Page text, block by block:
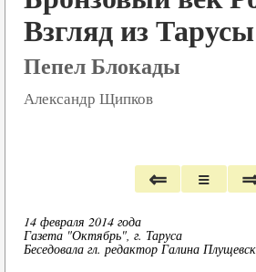
Взгляд из Тарусы
Пепел Блокады
Александр Щипков
⇐ ≡
14 февраля 2014 года
Газета "Октябрь", г. Таруса
Беседовала гл. редактор Галина